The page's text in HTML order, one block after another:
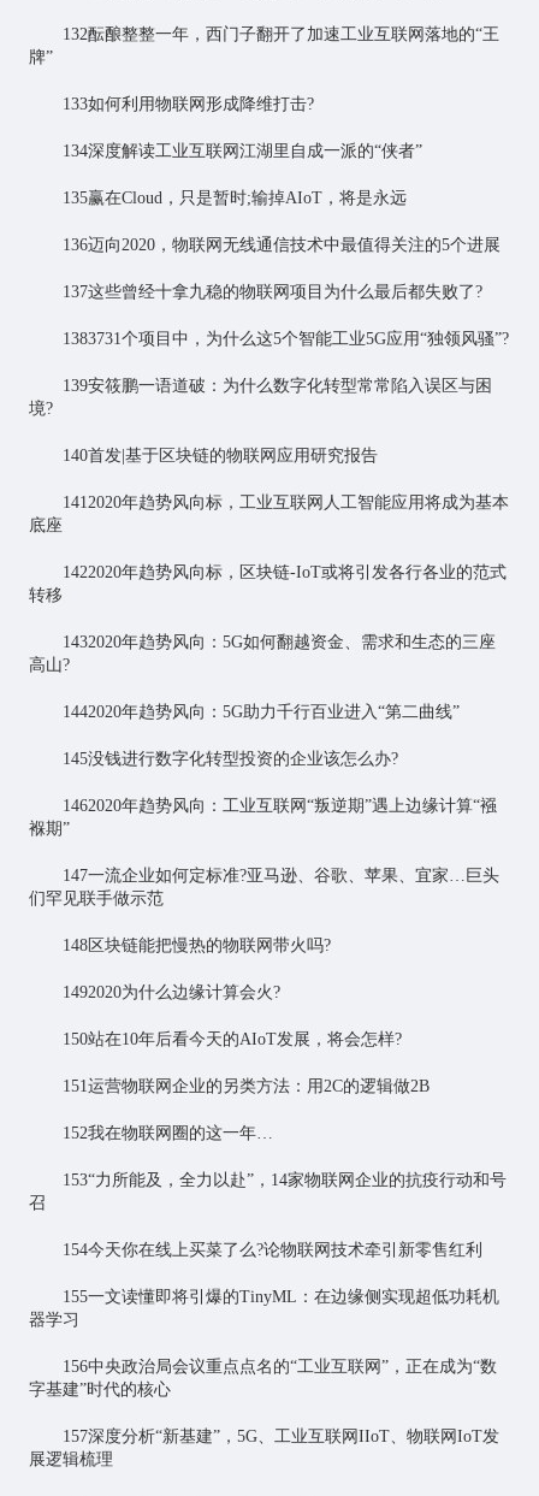
132酝酿整整一年，西门子翻开了加速工业互联网落地的“王
牌”
133如何利用物联网形成降维打击?
134深度解读工业互联网江湖里自成一派的“侠者”
135赢在Cloud，只是暂时;输掉AIoT，将是永远
136迈向2020，物联网无线通信技术中最值得关注的5个进展
137这些曾经十拿九稳的物联网项目为什么最后都失败了?
1383731个项目中，为什么这5个智能工业5G应用“独领风骚”?
139安筱鹏一语道破：为什么数字化转型常常陷入误区与困
境?
140首发|基于区块链的物联网应用研究报告
1412020年趋势风向标，工业互联网人工智能应用将成为基本
底座
1422020年趋势风向标，区块链-IoT或将引发各行各业的范式
转移
1432020年趋势风向：5G如何翻越资金、需求和生态的三座
高山?
1442020年趋势风向：5G助力千行百业进入“第二曲线”
145没钱进行数字化转型投资的企业该怎么办?
1462020年趋势风向：工业互联网“叛逆期”遇上边缘计算“襁
褓期”
147一流企业如何定标准?亚马逊、谷歌、苹果、宜家…巨头
们罕见联手做示范
148区块链能把慢热的物联网带火吗?
1492020为什么边缘计算会火?
150站在10年后看今天的AIoT发展，将会怎样?
151运营物联网企业的另类方法：用2C的逻辑做2B
152我在物联网圈的这一年…
153“力所能及，全力以赴”，14家物联网企业的抗疫行动和号
召
154今天你在线上买菜了么?论物联网技术牵引新零售红利
155一文读懂即将引爆的TinyML：在边缘侧实现超低功耗机
器学习
156中央政治局会议重点点名的“工业互联网”，正在成为“数
字基建”时代的核心
157深度分析“新基建”，5G、工业互联网IIoT、物联网IoT发
展逻辑梳理